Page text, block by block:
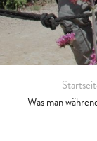
Was man